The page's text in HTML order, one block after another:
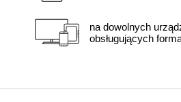
na dowolnych
obsługujących